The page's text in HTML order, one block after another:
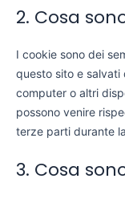
2. Cosa
I cookie sono dei
questo sito e
computer o altri
possono venire
terze parti durante
3. Cosa